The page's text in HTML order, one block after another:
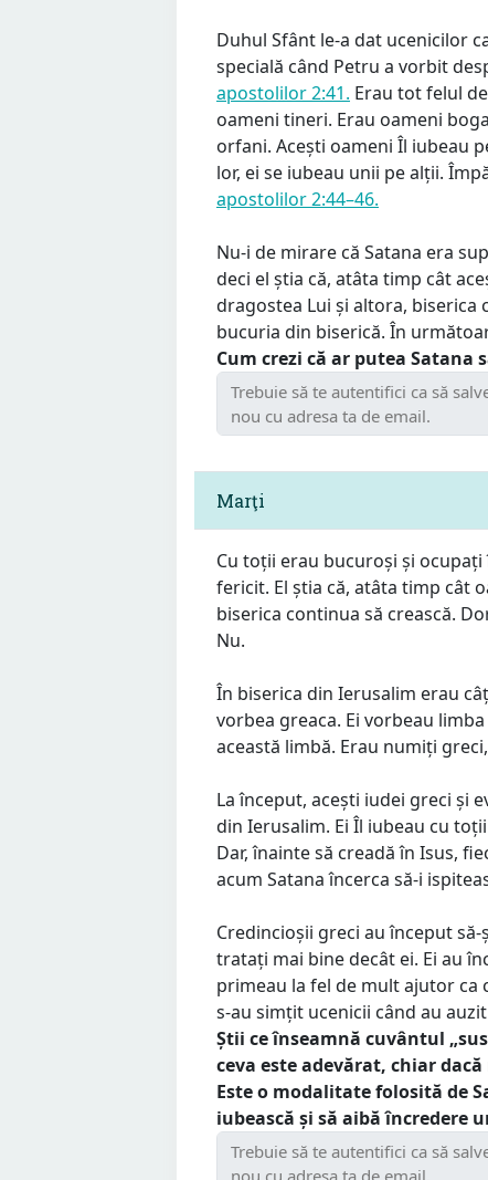
Duhul Sfânt le-a dat ucenicilor
specială când Petru a vorbit
apostolilor 2:41. Erau tot felul
oameni tineri. Erau oameni
orfani. Acești oameni Îl iubeau
lor, ei se iubeau unii pe alții.
apostolilor 2:44–46.
Nu-i de mirare că Satana era
deci el știa că, atâta timp cât
dragostea Lui și altora, biserica
bucuria din biserică. În
Cum crezi că ar putea Satana
Marţi
Cu toții erau bucuroși și
fericit. El știa că, atâta timp cât
biserica continua să crească.
Nu.
În biserica din Ierusalim erau
vorbea greaca. Ei vorbeau
această limbă. Erau numiți
La început, acești iudei greci și
din Ierusalim. Ei Îl iubeau cu
Dar, înainte să creadă în Isus,
acum Satana încerca să-i
Credincioșii greci au început
tratați mai bine decât ei. Ei au
primeau la fel de mult ajutor ca
s-au simțit ucenicii când au
Știi ce înseamnă cuvântul
ceva este adevărat, chiar
Este o modalitate folosită de
iubească și să aibă încredere